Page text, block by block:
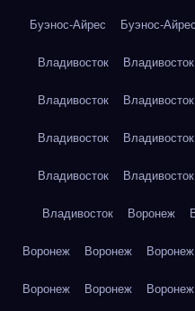
Буэнос-Айрес Буэнос-Айрес
Владивосток Владивосток
Владивосток Владивосток
Владивосток Владивосток
Владивосток Владивосток
Владивосток Воронеж
Воронеж Воронеж Воронеж
Воронеж Воронеж Воронеж